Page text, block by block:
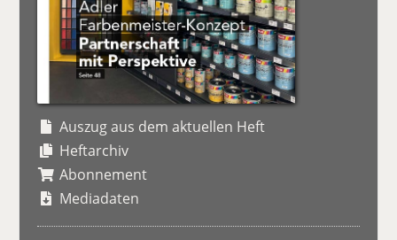
Auszug aus dem aktuellen Heft
Heftarchiv
Abonnement
Mediadaten